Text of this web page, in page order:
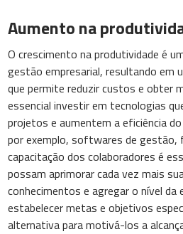
Aumento na
O crescimento na produtividade é
gestão empresarial, resultando em
que permite reduzir custos e obter
essencial investir em tecnologias
projetos e aumentem a eficiência
por exemplo, softwares de gestão,
capacitação dos colaboradores é
possam aprimorar cada vez mais
conhecimentos e agregar o nível da
estabelecer metas e objetivos
alternativa para motivá-los a